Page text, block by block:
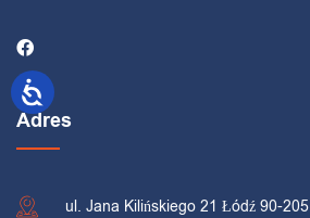
Adres
ul. Jana Kilińskiego 21 Łódź 90-205